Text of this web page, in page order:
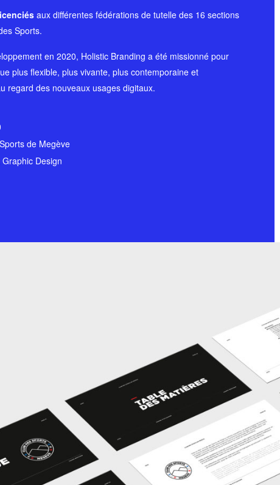
aux différentes fédérations de tutelle des 16 sections
Sports.
en 2020, Holistic Branding a été missionné pour
plus flexible, plus vivante, plus contemporaine et
regard des nouveaux usages digitaux.
de Megève
Design